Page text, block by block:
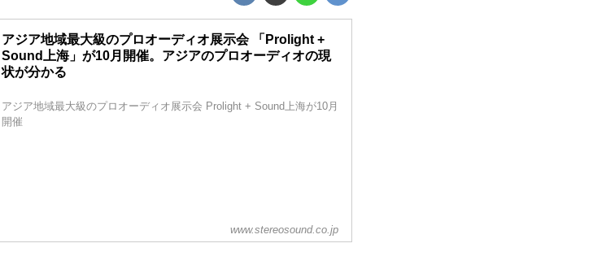
アジア地域最大級のプロオーディオ展示会 「Prolight +
Sound上海」が10月開催。アジアのプロオーディオの現
状が分かる
アジア地域最大級のプロオーディオ展示会 Prolight + Sound上海が10月
開催
www.stereosound.co.jp